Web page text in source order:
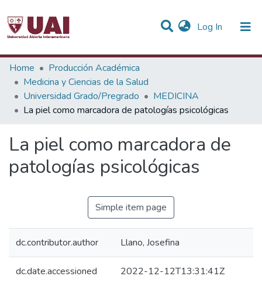
Log In (current)
Statistics
Communities & Collections
All of DSpace
Home
Producción Académica
Medicina y Ciencias de la Salud
Universidad Grado/Pregrado
MEDICINA
La piel como marcadora de patologías psicológicas
La piel como marcadora de
patologías psicológicas
Simple item page
dc.contributor.author Llano, Josefina
dc.date.accessioned 2022-12-12T13:31:41Z